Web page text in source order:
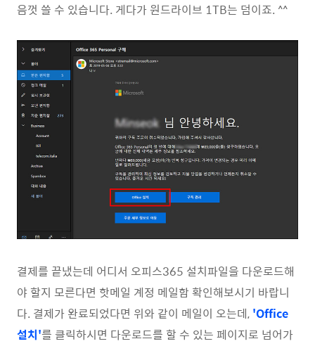
음껏 쓸 수 있습니다. 게다가 원드라이브 1TB는 덤이죠. ^^
결제를 끝냈는데 어디서 오피스365 설치파일을 다운로드해
야 할지 모른다면 핫메일 계정 메일함 확인해보시기 바랍니
다. 결제가 완료되었다면 위와 같이 메일이 오는데, 'Office
설치'를 클릭하시면 다운로드를 할 수 있는 페이지로 넘어가